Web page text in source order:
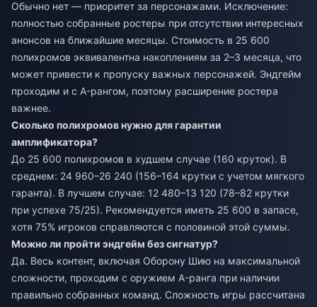
Обычно нет — приоритет за персонажами. Исключение:
полностью собранные ростеры при отсутствии интересных
анонсов на ближайшие месяцы. Стоимость в 25 600
полихромов эквивалентна накоплениям за 2–3 месяца, что
может привести к пропуску важных персонажей. Эндгейм
проходим и с A-рангом, поэтому расширение ростера
важнее.
Сколько полихромов нужно для гарантии
амплификатора?
До 25 600 полихромов в худшем случае (160 круток). В
среднем: 24 960–26 240 (156–164 крутки с учетом мягкого
гаранта). В лучшем случае: 12 480–13 120 (78–82 крутки
при успехе 75/25). Рекомендуется иметь 25 600 в запасе,
хотя 75% игроков справляются с половиной этой суммы.
Можно ли пройти эндгейм без сигнатур?
Да. Весь контент, включая Оборону Шию на максимальной
сложности, проходим с оружием A-ранга при наличии
правильно собранных команд. Сложность игры рассчитана